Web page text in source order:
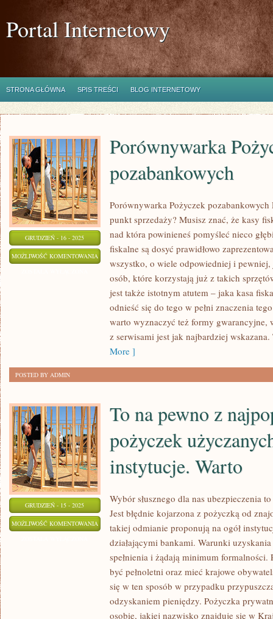
Portal Internetowy
STRONA GŁÓWNA SPIS TREŚCI BLOG INTERNETOWY
GRUDZIEŃ - 16 - 2025
MOŻLIWOŚĆ KOMENTOWANIA PORÓWNYWARKA
POŻYCZEK
Porównywarka
pozabankowych
Porównywarka Pożyczek pozabankowych
punkt sprzedaży? Musisz znać, że kasy
nad która powinieneś pomyśleć nieco
fiskalne są dosyć prawidłowo
wszystko, o wiele odpowiedniej i
osób, które korzystają już z takich
jest także istotnym atutem – jaka kasa
odnieść się do tego w pełni znaczenia
warto wyznaczyć też formy gwarancyjne,
z serwisami jest jak najbardziej
More ]
POSTED BY ADMIN
GRUDZIEŃ - 15 - 2025
MOŻLIWOŚĆ KOMENTOWANIA
NAJPOPULARNIEJSZYCH
POŻYCZEK
UŻYCZANYCH
To na pewno z
pożyczek
instytucje. Warto
Wybór słusznego dla nas ubezpieczenia
Jest błędnie kojarzona z pożyczką od
takiej odmianie proponują na ogół
działającymi bankami. Warunki
spełnienia i żądają minimum
być pełnoletni oraz mieć krajowe
się w ten sposób w przypadku
odzyskaniem pieniędzy. Pożyczka
osobie, jakiej nazwisko znajduje się w